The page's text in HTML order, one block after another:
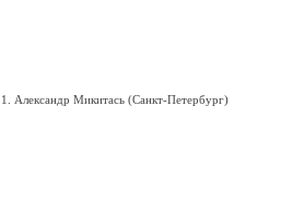
1. Александр Микитась (Санкт-Петербург)